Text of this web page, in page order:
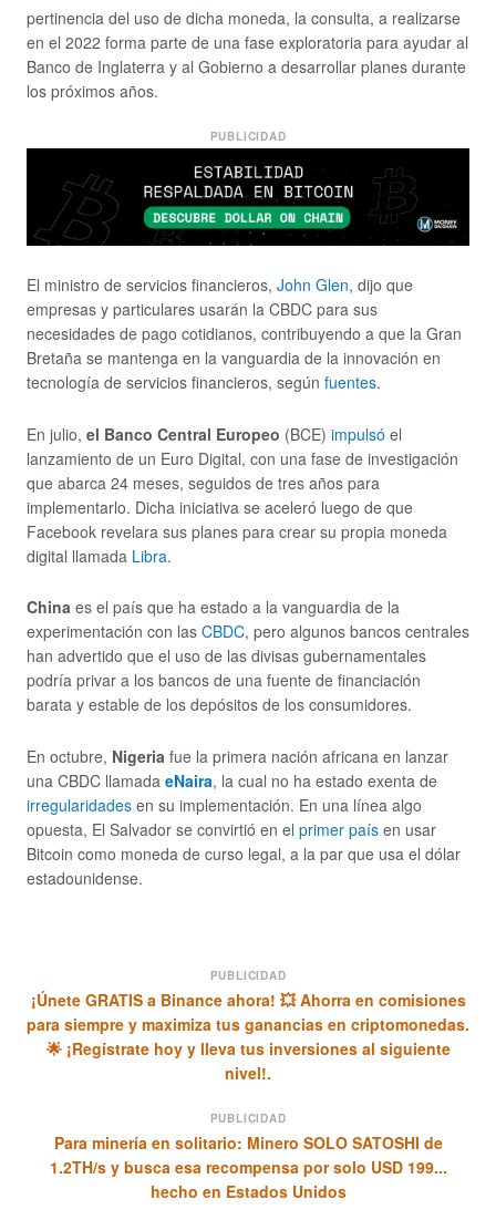
pertinencia del uso de dicha moneda, la consulta, a realizarse
en el 2022 forma parte de una fase exploratoria para ayudar al
Banco de Inglaterra y al Gobierno a desarrollar planes durante
los próximos años.
PUBLICIDAD
El ministro de servicios financieros, John Glen, dijo que
empresas y particulares usarán la CBDC para sus
necesidades de pago cotidianos, contribuyendo a que la Gran
Bretaña se mantenga en la vanguardia de la innovación en
tecnología de servicios financieros, según fuentes.
En julio, el Banco Central Europeo (BCE) impulsó el
lanzamiento de un Euro Digital, con una fase de investigación
que abarca 24 meses, seguidos de tres años para
implementarlo. Dicha iniciativa se aceleró luego de que
Facebook revelara sus planes para crear su propia moneda
digital llamada Libra.
China es el país que ha estado a la vanguardia de la
experimentación con las CBDC, pero algunos bancos centrales
han advertido que el uso de las divisas gubernamentales
podría privar a los bancos de una fuente de financiación
barata y estable de los depósitos de los consumidores.
En octubre, Nigeria fue la primera nación africana en lanzar
una CBDC llamada eNaira, la cual no ha estado exenta de
irregularidades en su implementación. En una línea algo
opuesta, El Salvador se convirtió en el primer país en usar
Bitcoin como moneda de curso legal, a la par que usa el dólar
estadounidense.
PUBLICIDAD
¡Únete GRATIS a Binance ahora! 💥 Ahorra en comisiones
para siempre y maximiza tus ganancias en criptomonedas.
🌟 ¡Regístrate hoy y lleva tus inversiones al siguiente
nivel!.
PUBLICIDAD
Para minería en solitario: Minero SOLO SATOSHI de
1.2TH/s y busca esa recompensa por solo USD 199...
hecho en Estados Unidos